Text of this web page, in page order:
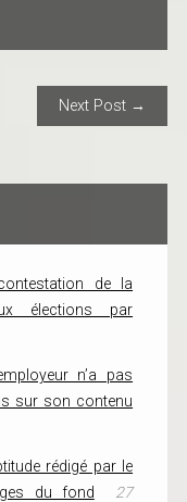
Next Post →
de la
élections par
n’a pas
sur son contenu
rédigé par le
du fond
27